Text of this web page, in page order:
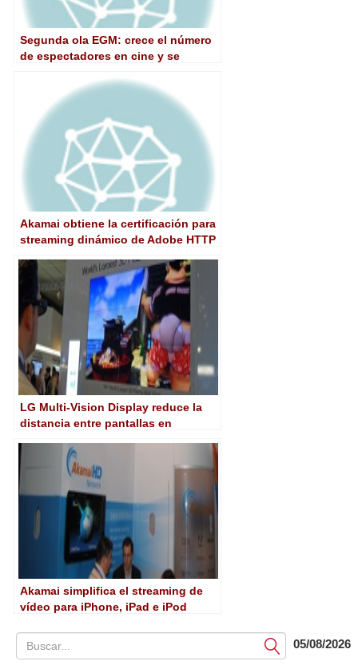
Segunda ola EGM: crece el número
de espectadores en cine y se
Akamai obtiene la certificación para
streaming dinámico de Adobe HTTP
LG Multi-Vision Display reduce la
distancia entre pantallas en
Akamai simplifica el streaming de
vídeo para iPhone, iPad e iPod
Submit05/08/2026